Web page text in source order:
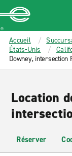
MAIN
CONTENT
Enterprise
Accueil
États-Unis
Downey, intersection
Location
Réserver